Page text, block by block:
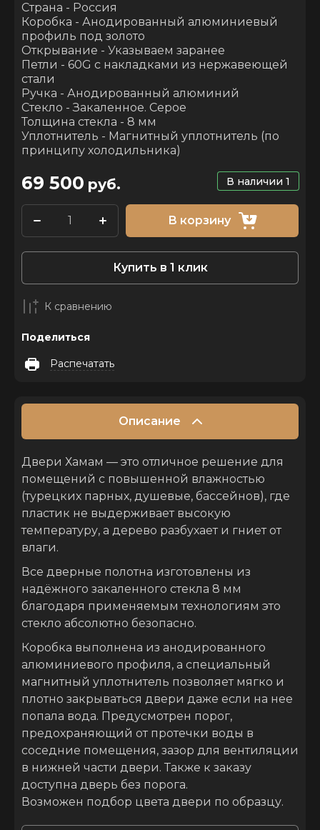
Страна - Россия
Коробка - Анодированный алюминиевый
профиль под золото
Открывание - Указываем заранее
Петли - 60G c накладками из нержавеющей
стали
Ручка - Анодированный алюминий
Стекло - Закаленное. Серое
Толщина стекла - 8 мм
Уплотнитель - Магнитный уплотнитель (по
принципу холодильника)
В наличии 1
69 500 руб.
В корзину
Купить в 1 клик
К сравнению
Поделиться
Распечатать
Описание
Двери Хамам — это отличное решение для
помещений с повышенной влажностью
(турецких парных, душевые, бассейнов), где
пластик не выдерживает высокую
температуру, а дерево разбухает и гниет от
влаги.
Все дверные полотна изготовлены из
надёжного закаленного стекла 8 мм
благодаря применяемым технологиям это
стекло абсолютно безопасно.
Коробка выполнена из анодированного
алюминиевого профиля, а специальный
магнитный уплотнитель позволяет мягко и
плотно закрываться двери даже если на нее
попала вода. Предусмотрен порог,
предохраняющий от протечки воды в
соседние помещения, зазор для вентиляции
в нижней части двери. Также к заказу
доступна дверь без порога.
Возможен подбор цвета двери по образцу.